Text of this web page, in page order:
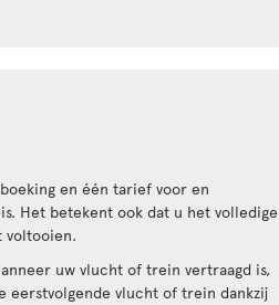
en één tarief voor en
Het betekent ook dat u het volledige
voltooien.
uw vlucht of trein vertraagd is,
eerstvolgende vlucht of trein dankzij